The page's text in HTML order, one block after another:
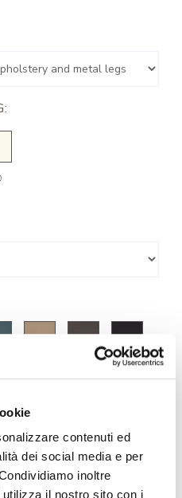
contenuti ed
dei social media e per
inoltre
il nostro sito con i